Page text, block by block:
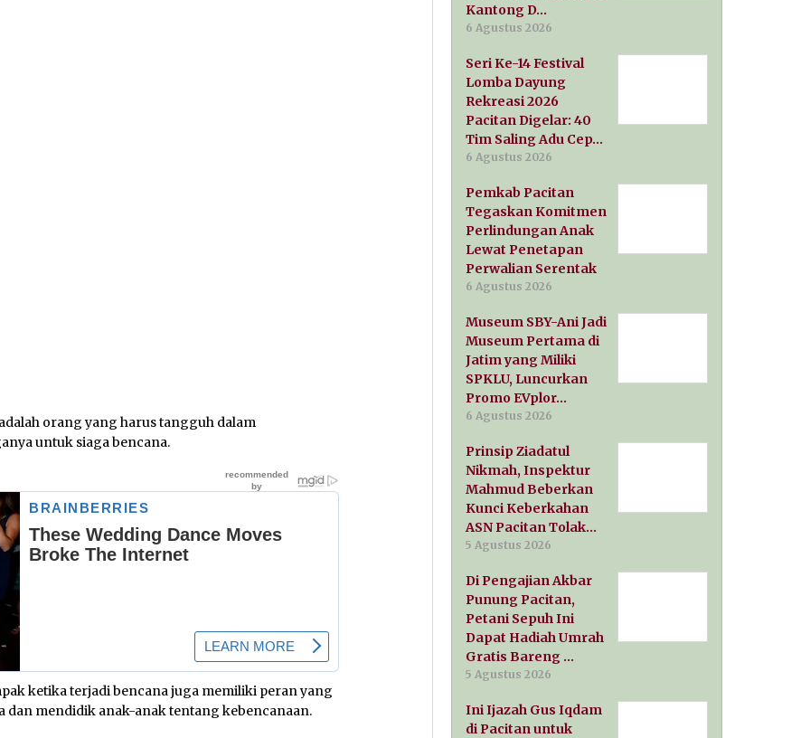
orang yang harus tangguh dalam
untuk siaga bencana.
ketika terjadi bencana juga memiliki peran yang
mendidik anak-anak tentang kebencanaan.
Kantong D…
6 Agustus 2026
Seri Ke-14 Festival
Lomba Dayung
Rekreasi 2026
Pacitan Digelar: 40
Tim Saling Adu Cep…
6 Agustus 2026
Pemkab Pacitan
Tegaskan Komitmen
Perlindungan Anak
Lewat Penetapan
Perwalian Serentak
6 Agustus 2026
Museum SBY-Ani Jadi
Museum Pertama di
Jatim yang Miliki
SPKLU, Luncurkan
Promo EVplor…
6 Agustus 2026
Prinsip Ziadatul
Nikmah, Inspektur
Mahmud Beberkan
Kunci Keberkahan
ASN Pacitan Tolak…
5 Agustus 2026
Di Pengajian Akbar
Punung Pacitan,
Petani Sepuh Ini
Dapat Hadiah Umrah
Gratis Bareng …
5 Agustus 2026
Ini Ijazah Gus Iqdam
di Pacitan untuk